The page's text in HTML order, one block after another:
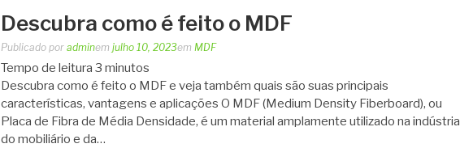
Descubra como é feito o MDF
Publicado por adminem julho 10, 2023em MDF
Tempo de leitura 3 minutos
Descubra como é feito o MDF e veja também quais são suas principais
características, vantagens e aplicações O MDF (Medium Density Fiberboard), ou
Placa de Fibra de Média Densidade, é um material amplamente utilizado na indústria
do mobiliário e da…